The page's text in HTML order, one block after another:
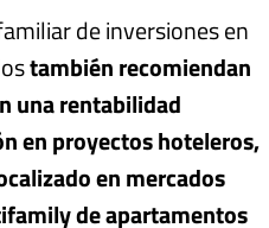
de inversiones en
también recomiendan
una rentabilidad
en proyectos hoteleros,
en mercados
de apartamentos